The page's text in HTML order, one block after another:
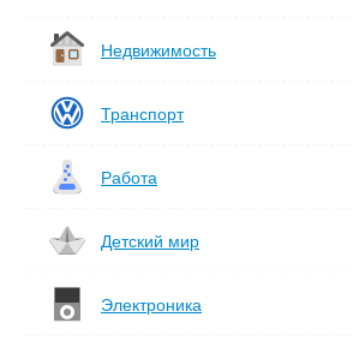
Недвижимость
Транспорт
Работа
Детский мир
Электроника